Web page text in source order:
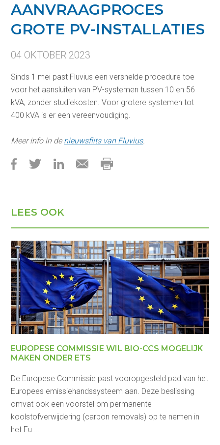
AANVRAAGPROCES
GROTE PV-INSTALLATIES
04 OKTOBER 2023
Sinds 1 mei past Fluvius een versnelde procedure toe
voor het aansluiten van PV-systemen tussen 10 en 56
kVA, zonder studiekosten. Voor grotere systemen tot
400 kVA is er een vereenvoudiging.
Meer info in de nieuwsflits van Fluvius.
LEES OOK
EUROPESE COMMISSIE WIL BIO-CCS MOGELIJK
MAKEN ONDER ETS
De Europese Commissie past vooropgesteld pad van het
Europees emissiehandssysteem aan. Deze beslissing
omvat ook een voorstel om permanente
koolstofverwijdering (carbon removals) op te nemen in
het Eu ...